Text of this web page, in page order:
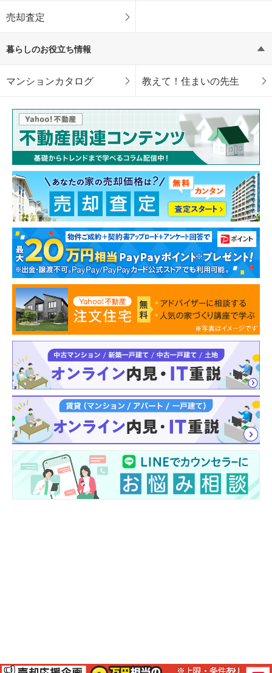
売却査定
暮らしのお役立ち情報
マンションカタログ 教えて！住まいの先生